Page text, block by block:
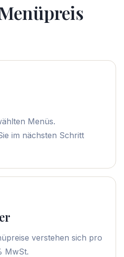
Menüs.
im nächsten Schritt
verstehen sich pro
MwSt.